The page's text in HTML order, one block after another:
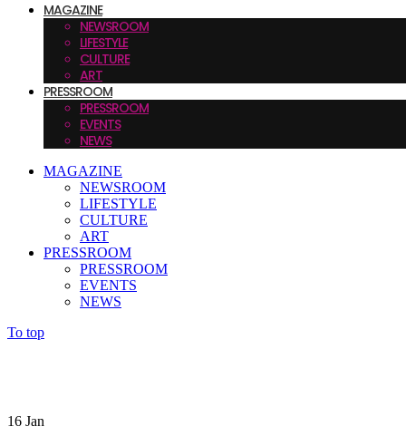
MAGAZINE
NEWSROOM
LIFESTYLE
CULTURE
ART
PRESSROOM
PRESSROOM
EVENTS
NEWS
MAGAZINE
NEWSROOM
LIFESTYLE
CULTURE
ART
PRESSROOM
PRESSROOM
EVENTS
NEWS
To top
16 Jan